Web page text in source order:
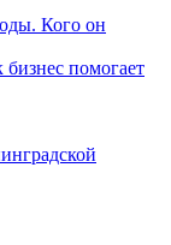
Кого он
помогает